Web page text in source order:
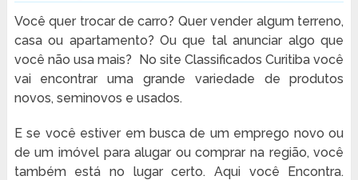
Você quer trocar de carro? Quer vender algum terreno,
casa ou apartamento? Ou que tal anunciar algo que
você não usa mais? No site Classificados Curitiba você
vai encontrar uma grande variedade de produtos
novos, seminovos e usados.
E se você estiver em busca de um emprego novo ou
de um imóvel para alugar ou comprar na região, você
também está no lugar certo. Aqui você Encontra.